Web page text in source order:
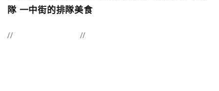
隊 一中街的排隊美食
// //